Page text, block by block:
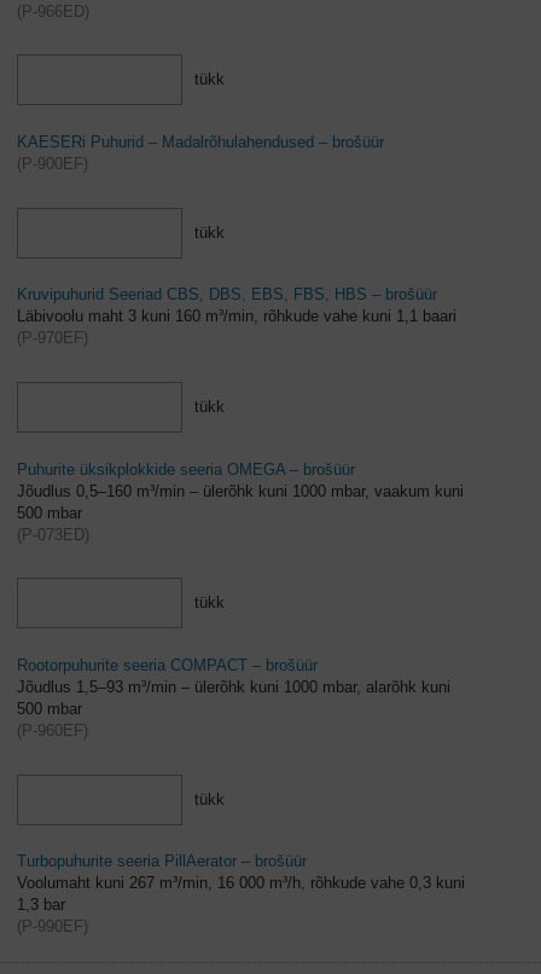
(P-966ED)
tükk
KAESERi Puhurid – Madalrõhulahendused – brošüür
(P-900EF)
tükk
Kruvipuhurid Seeriad CBS, DBS, EBS, FBS, HBS – brošüür
Läbivoolu maht 3 kuni 160 m³/min, rõhkude vahe kuni 1,1 baari
(P-970EF)
tükk
Puhurite üksikplokkide seeria OMEGA – brošüür
Jõudlus 0,5–160 m³/min – ülerõhk kuni 1000 mbar, vaakum kuni
500 mbar
(P-073ED)
tükk
Rootorpuhurite seeria COMPACT – brošüür
Jõudlus 1,5–93 m³/min – ülerõhk kuni 1000 mbar, alarõhk kuni
500 mbar
(P-960EF)
tükk
Turbopuhurite seeria PillAerator – brošüür
Voolumaht kuni 267 m³/min, 16 000 m³/h, rõhkude vahe 0,3 kuni
1,3 bar
(P-990EF)